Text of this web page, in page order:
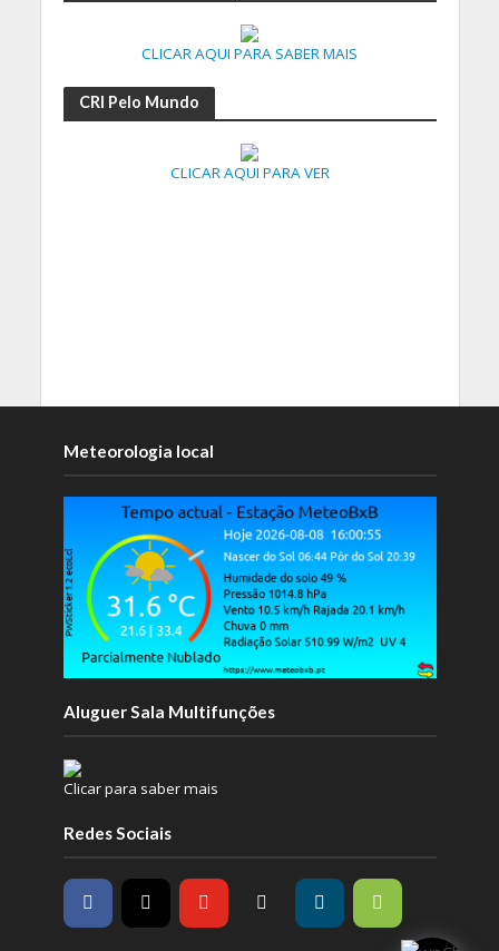
CLICAR AQUI PARA SABER MAIS
CRI Pelo Mundo
CLICAR AQUI PARA VER
Meteorologia local
Aluguer Sala Multifunções
Clicar para saber mais
Redes Sociais